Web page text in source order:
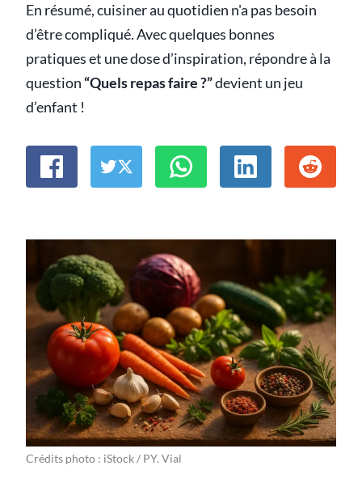
En résumé, cuisiner au quotidien n'a pas besoin
d’être compliqué. Avec quelques bonnes
pratiques et une dose d’inspiration, répondre à la
question “Quels repas faire ?”devient un jeu
d’enfant !
Crédits photo : iStock / PY. Vial